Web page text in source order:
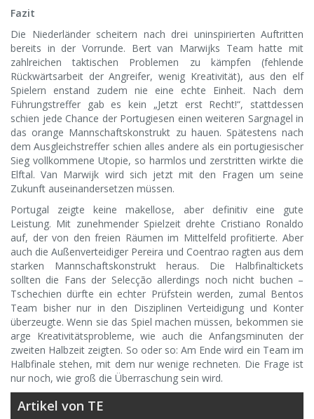
Fazit
Die Niederländer scheitern nach drei uninspirierten Auftritten
bereits in der Vorrunde. Bert van Marwijks Team hatte mit
zahlreichen taktischen Problemen zu kämpfen (fehlende
Rückwärtsarbeit der Angreifer, wenig Kreativität), aus den elf
Spielern enstand zudem nie eine echte Einheit. Nach dem
Führungstreffer gab es kein „Jetzt erst Recht!“, stattdessen
schien jede Chance der Portugiesen einen weiteren Sargnagel in
das orange Mannschaftskonstrukt zu hauen. Spätestens nach
dem Ausgleichstreffer schien alles andere als ein portugiesischer
Sieg vollkommene Utopie, so harmlos und zerstritten wirkte die
Elftal. Van Marwijk wird sich jetzt mit den Fragen um seine
Zukunft auseinandersetzen müssen.
Portugal zeigte keine makellose, aber definitiv eine gute
Leistung. Mit zunehmender Spielzeit drehte Cristiano Ronaldo
auf, der von den freien Räumen im Mittelfeld profitierte. Aber
auch die Außenverteidiger Pereira und Coentrao ragten aus dem
starken Mannschaftskonstrukt heraus. Die Halbfinaltickets
sollten die Fans der Selecção allerdings noch nicht buchen –
Tschechien dürfte ein echter Prüfstein werden, zumal Bentos
Team bisher nur in den Disziplinen Verteidigung und Konter
überzeugte. Wenn sie das Spiel machen müssen, bekommen sie
arge Kreativitätsprobleme, wie auch die Anfangsminuten der
zweiten Halbzeit zeigten. So oder so: Am Ende wird ein Team im
Halbfinale stehen, mit dem nur wenige rechneten. Die Frage ist
nur noch, wie groß die Überraschung sein wird.
Artikel von TE